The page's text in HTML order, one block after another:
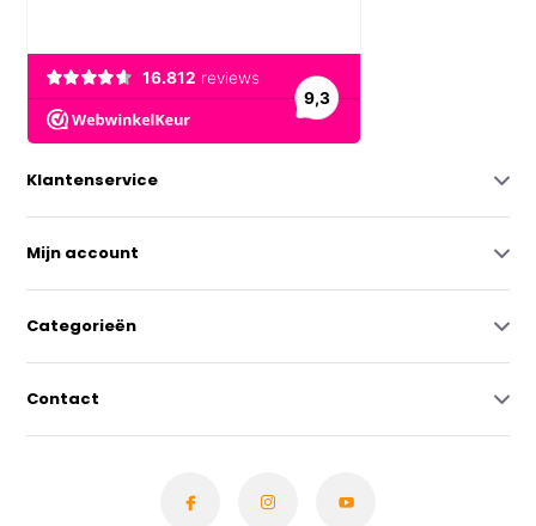
Klantenservice
Mijn account
Categorieën
Contact